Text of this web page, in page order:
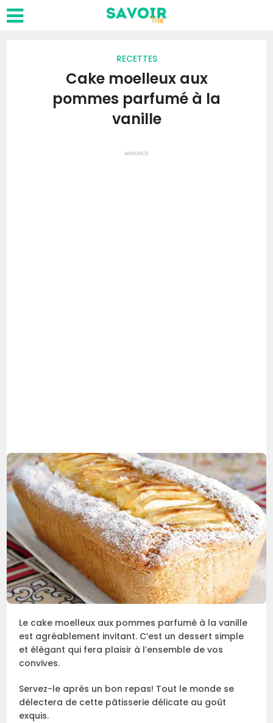
RECETTES
Cake moelleux aux
pommes parfumé à la
vanille
ANNONCE
Le cake moelleux aux pommes parfumé à la vanille
est agréablement invitant. C’est un dessert simple
et élégant qui fera plaisir à l’ensemble de vos
convives.
Servez-le après un bon repas! Tout le monde se
délectera de cette pâtisserie délicate au goût
exquis.